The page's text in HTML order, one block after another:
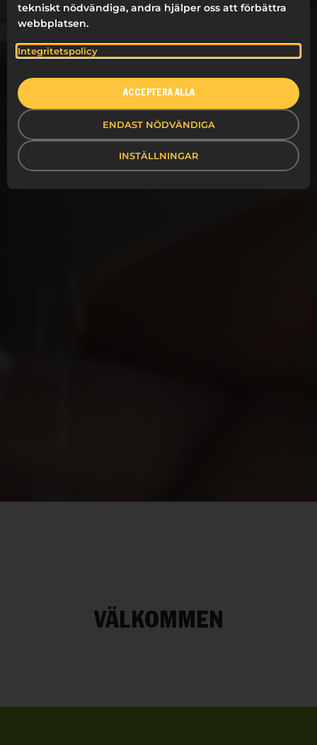
VÄLKOMMEN
tekniskt nödvändiga, andra hjälper oss att förbättra
webbplatsen.
Integritetspolicy
ENDAST NÖDVÄNDIGA
INSTÄLLNINGAR
ACCEPTERA ALLA